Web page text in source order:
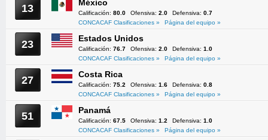
13 México
Calificación: 80.0 Ofensiva: 2.0 Defensiva: 0.7
CONCACAF Clasificaciones »
Página del equipo »
23 Estados Unidos
Calificación: 76.7 Ofensiva: 2.0 Defensiva: 1.0
CONCACAF Clasificaciones »
Página del equipo »
27 Costa Rica
Calificación: 75.2 Ofensiva: 1.6 Defensiva: 0.8
CONCACAF Clasificaciones »
Página del equipo »
51 Panamá
Calificación: 67.5 Ofensiva: 1.2 Defensiva: 1.0
CONCACAF Clasificaciones »
Página del equipo »